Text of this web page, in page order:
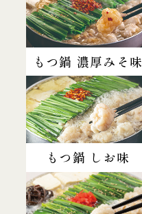
もつ鍋 濃厚みそ味
もつ鍋 しお味